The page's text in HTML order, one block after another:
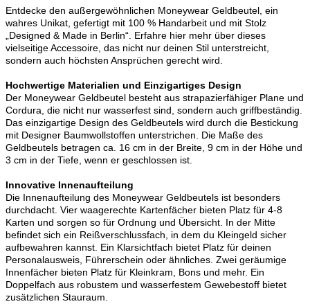
Entdecke den außergewöhnlichen Moneywear Geldbeutel, ein
wahres Unikat, gefertigt mit 100 % Handarbeit und mit Stolz
„Designed & Made in Berlin“. Erfahre hier mehr über dieses
vielseitige Accessoire, das nicht nur deinen Stil unterstreicht,
sondern auch höchsten Ansprüchen gerecht wird.
Hochwertige Materialien und Einzigartiges Design
Der Moneywear Geldbeutel besteht aus strapazierfähiger Plane und
Cordura, die nicht nur wasserfest sind, sondern auch griffbeständig.
Das einzigartige Design des Geldbeutels wird durch die Bestickung
mit Designer Baumwollstoffen unterstrichen. Die Maße des
Geldbeutels betragen ca. 16 cm in der Breite, 9 cm in der Höhe und
3 cm in der Tiefe, wenn er geschlossen ist.
Innovative Innenaufteilung
Die Innenaufteilung des Moneywear Geldbeutels ist besonders
durchdacht. Vier waagerechte Kartenfächer bieten Platz für 4-8
Karten und sorgen so für Ordnung und Übersicht. In der Mitte
befindet sich ein Reißverschlussfach, in dem du Kleingeld sicher
aufbewahren kannst. Ein Klarsichtfach bietet Platz für deinen
Personalausweis, Führerschein oder ähnliches. Zwei geräumige
Innenfächer bieten Platz für Kleinkram, Bons und mehr. Ein
Doppelfach aus robustem und wasserfestem Gewebestoff bietet
zusätzlichen Stauraum.